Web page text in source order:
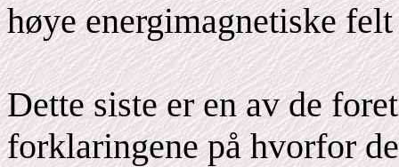
høye energimagnetiske
Dette siste er en av de
forklaringene på hvorfor